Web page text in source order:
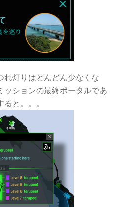
れ灯りはどんどん少なくな
ッションの最終ポータルであ
と。。。